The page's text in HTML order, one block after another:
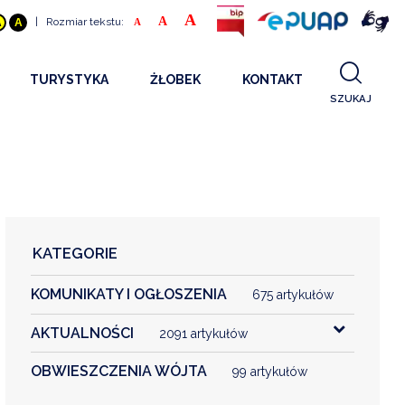
A | Rozmiar tekstu: A A A
TURYSTYKA ŻŁOBEK
KONTAKT
KONTAKT
SZUKAJ
KATEGORIE
KOMUNIKATY I OGŁOSZENIA 675 artykułów
AKTUALNOŚCI 2091 artykułów
OBWIESZCZENIA WÓJTA 99 artykułów